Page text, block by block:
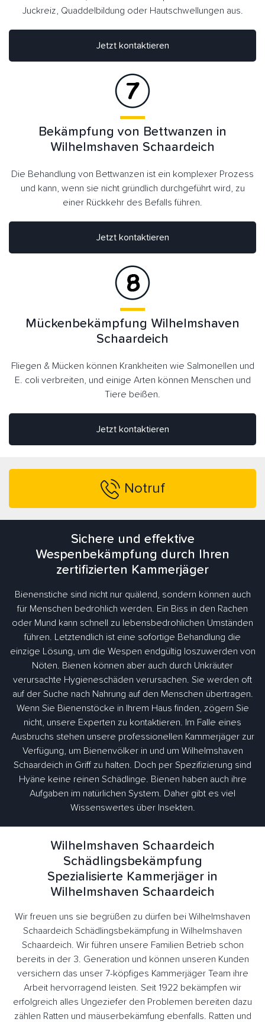
Jetzt kontaktieren
Juckreiz, Quaddelbildung oder Hautschwellungen aus.
Bekämpfung von Bettwanzen in
Wilhelmshaven Schaardeich
Die Behandlung von Bettwanzen ist ein komplexer Prozess
und kann, wenn sie nicht gründlich durchgeführt wird, zu
einer Rückkehr des Befalls führen.
Jetzt kontaktieren
Jetzt kontaktieren
Mückenbekämpfung Wilhelmshaven
Schaardeich
Fliegen & Mücken können Krankheiten wie Salmonellen und
E. coli verbreiten, und einige Arten können Menschen und
Tiere beißen.
Notruf
Sichere und effektive
Wespenbekämpfung durch Ihren
zertifizierten Kammerjäger
Bienenstiche sind nicht nur quälend, sondern können auch
für Menschen bedrohlich werden. Ein Biss in den Rachen
oder Mund kann schnell zu lebensbedrohlichen Umständen
führen. Letztendlich ist eine sofortige Behandlung die
einzige Lösung, um die Wespen endgültig loszuwerden von
Nöten. Bienen können aber auch durch Unkräuter
verursachte Hygieneschäden verursachen. Sie werden oft
auf der Suche nach Nahrung auf den Menschen übertragen.
Wenn Sie Bienenstöcke in Ihrem Haus finden, zögern Sie
nicht, unsere Experten zu kontaktieren. Im Falle eines
Ausbruchs stehen unsere professionellen Kammerjäger zur
Verfügung, um Bienenvölker in und um Wilhelmshaven
Schaardeich in Griff zu halten. Doch per Spezifizierung sind
Hyäne keine reinen Schädlinge. Bienen haben auch ihre
Aufgaben im natürlichen System. Daher gibt es viel
Wissenswertes über Insekten.
Wilhelmshaven Schaardeich
Schädlingsbekämpfung
Spezialisierte Kammerjäger in
Wilhelmshaven Schaardeich
Wir freuen uns sie begrüßen zu dürfen bei Wilhelmshaven
Schaardeich Schädlingsbekämpfung in Wilhelmshaven
Schaardeich. Wir führen unsere Familien Betrieb schon
bereits in der 3. Generation und können unseren Kunden
versichern das unser 7-köpfiges Kammerjäger Team ihre
Arbeit hervorragend leisten. Seit 1922 bekämpfen wir
erfolgreich alles Ungeziefer den Problemen bereiten dazu
zählen Ratten und mäuserbekämfung ebenfalls. Ratten und